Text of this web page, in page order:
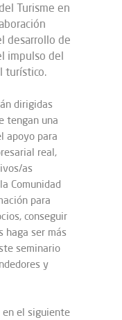
Turisme en
desarrollo de
impulso del
turístico.
dirigidas
tengan una
apoyo para
real,
as
Comunidad
para
conseguir
haga ser más
seminario
y
en el siguiente